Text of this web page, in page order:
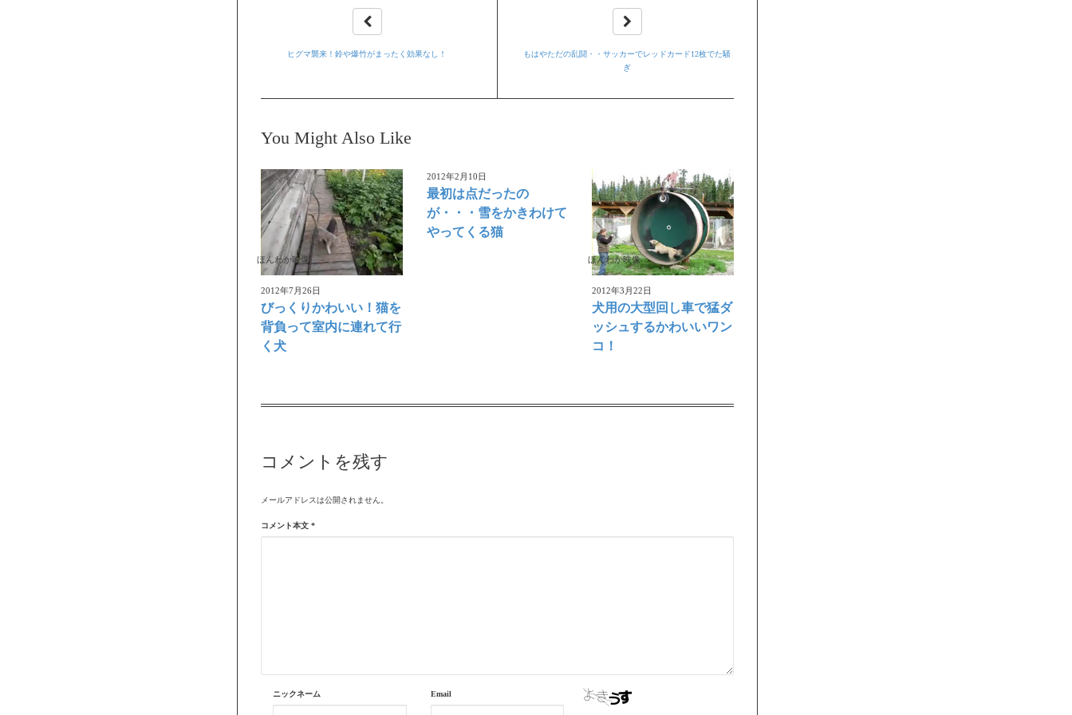
ヒグマ襲来！鈴や爆竹がまったく効果なし！
もはやただの乱闘・・サッカーでレッドカード12枚でた騒
ぎ
You Might Also Like
ほんわか映像
2012年7月26日
びっくりかわいい！猫を
背負って室内に連れて行
く犬
2012年2月10日
最初は点だったの
が・・・雪をかきわけて
やってくる猫
ほんわか映像
2012年3月22日
犬用の大型回し車で猛ダ
ッシュするかわいいワン
コ！
コメントを残す
メールアドレスは公開されません。
コメント本文 *
ニックネーム Email